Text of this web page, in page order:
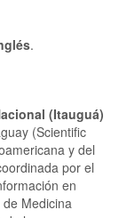
.
(Itauguá)
(Scientific
y del
por el
en
Medicina